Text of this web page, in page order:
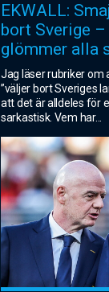
EKWALL:
bort Sverige –
glömmer alla
Jag läser rubriker om
”väljer bort Sveriges
att det är alldeles för
sarkastisk. Vem har...